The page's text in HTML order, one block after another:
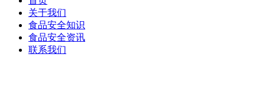
关于我们
食品安全知识
食品安全资讯
联系我们